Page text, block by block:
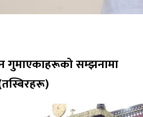
गुमाएकाहरूको सम्झनामा